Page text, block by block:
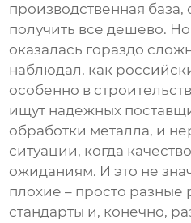
производственная база,
получить все дешево.
оказалась гораздо
наблюдал, как
особенно в
ищут надежных
обработки металла, и
ситуации, когда
ожиданиям. И это не
плохие – просто разные
стандарты и, конечно,